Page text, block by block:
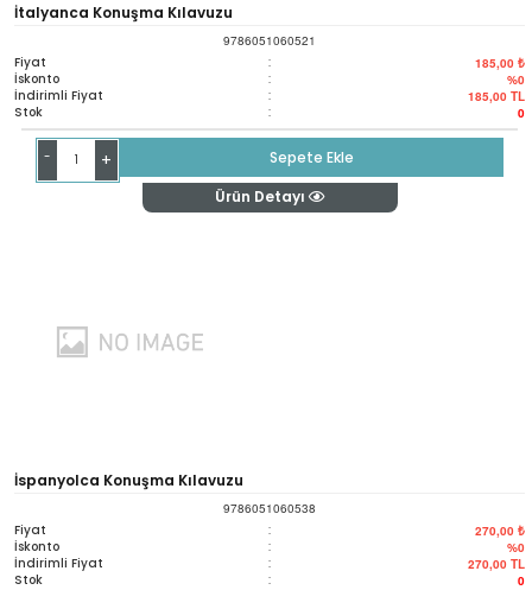
İtalyanca Konuşma Kılavuzu
9786051060521
Fiyat : 185,00 ₺
İskonto : %0
İndirimli Fiyat : 185,00 TL
Stok : 0
- +
Sepete Ekle
Ürün Detayı
İspanyolca Konuşma Kılavuzu
9786051060538
Fiyat : 270,00 ₺
İskonto : %0
İndirimli Fiyat : 270,00 TL
Stok : 0